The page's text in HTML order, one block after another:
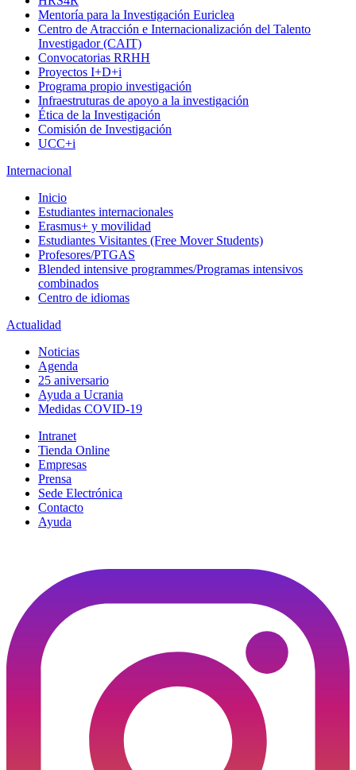
Mentoría para la Investigación Euriclea
Centro de Atracción e Internacionalización del Talento
Investigador (CAIT)
Convocatorias RRHH
Proyectos I+D+i
Programa propio investigación
Infraestruturas de apoyo a la investigación
Ética de la Investigación
Comisión de Investigación
UCC+i
Internacional
Inicio
Estudiantes internacionales
Erasmus+ y movilidad
Estudiantes Visitantes (Free Mover Students)
Profesores/PTGAS
Blended intensive programmes/Programas intensivos
combinados
Centro de idiomas
Actualidad
Noticias
Agenda
25 aniversario
Ayuda a Ucrania
Medidas COVID-19
Intranet
Tienda Online
Empresas
Prensa
Sede Electrónica
Contacto
Ayuda